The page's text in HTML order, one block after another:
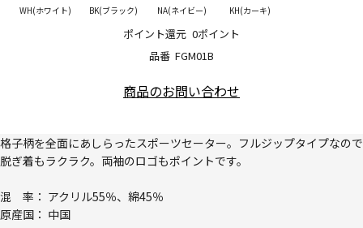
品番 FGM01B
ポイント還元 0ポイント
WH(ホワイト) BK(ブラック) NA(ネイビー) KH(カーキ)
商品のお問い合わせ
格子柄を全面にあしらったスポーツセーター。フルジップタイプなので
脱ぎ着もラクラク。両袖のロゴもポイントです。
混 率： アクリル55％、綿45％
原産国： 中国